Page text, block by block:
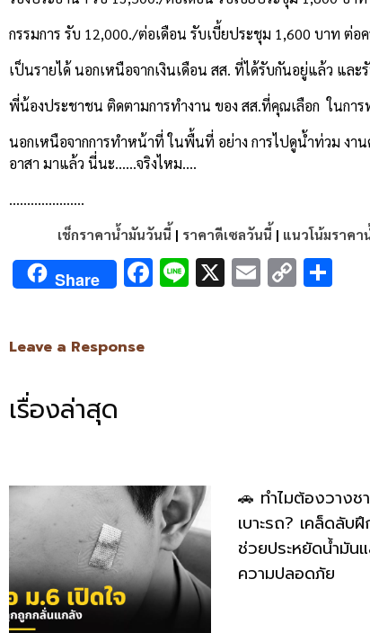
กรรมการ รับ 12,000./ต่อเดือน รับเบี้ยประชุม 1,600 บาท ต่อค
เป็นรายได้ นอกเหนือจากเงินเดือน สส. ที่ได้รับกันอยู่แล้ว แล
พี่น้องประชาชน ติดตามการทำงาน ของ สส.ที่คุณเลือก ในกา
นอกเหนือจากการทำหน้าที่ ในพื้นที่ อย่าง การไปดูน้ำท่วม งา
อาสา มาแล้ว นี่นะ……จริงไหม….
…………………
เช็กราคาน้ำมันวันนี้ | ราคาดีเซลวันนี้ | แนวโน้มราคา
Share Facebook
Line
X Email
Copy
Leave a Response
เรื่องล่าสุด
🚗 ทำไมต้องวางช
เบาะรถ? เคล็ดลับ
ช่วยประหยัดน้ำมันแ
ความปลอดภัย